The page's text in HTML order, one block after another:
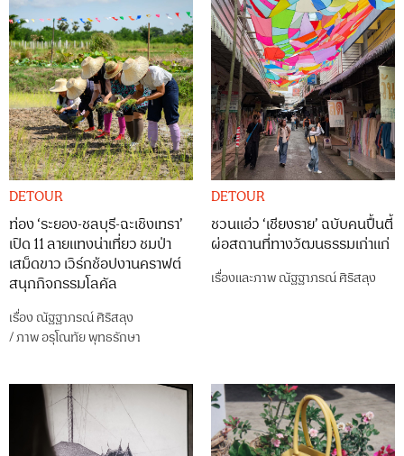
DETOUR
ท่อง ‘ระยอง-ชลบุรี-ฉะเชิงเทรา’
เปิด 11 ลายแทงน่าเที่ยว ชมป่า
เสม็ดขาว เวิร์กช้อปงานคราฟต์
สนุกกิจกรรมโลคัล
เรื่องณัฐฐาภรณ์ ศิริสลุง
/ภาพอรุโณทัย พุทธรักษา
DETOUR
ชวนแอ่ว ‘เชียงราย’ ฉบับคนปื้นตี้
ผ่อสถานที่ทางวัฒนธรรมเก่าแก่
เรื่องและภาพณัฐฐาภรณ์ ศิริสลุง